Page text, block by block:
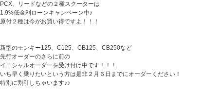
PCX、リードなどの２種スクーターは
1.9%低金利ローンキャンペーン中♪
原付２種は今がお買い得ですよ！！！
新型のモンキー125、C125、CB125、CB250など
先行オーダーのさらに前の
イニシャルオーダーを受け付け中です！！！
いち早く乗りたいという方は是非２月６日までにオーダーください！
特別に割引しちゃいます♪♪